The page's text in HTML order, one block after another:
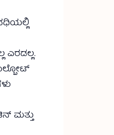
ಎರಡಲ್ಲ.
ಮತ್ತು